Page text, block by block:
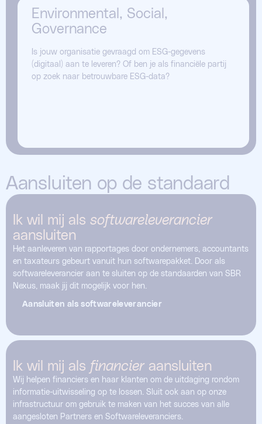
Environmental, Social,
Governance
Is jouw organisatie gevraagd om ESG-gegevens
(digitaal) aan te leveren? Of ben je als financiële partij
op zoek naar betrouwbare ESG-data?
Aansluiten op de standaard
Ik wil mij als softwareleverancier
aansluiten
Het aanleveren van rapportages door ondernemers, accountants
en taxateurs gebeurt vanuit hun softwarepakket. Door als
softwareleverancier aan te sluiten op de standaarden van SBR
Nexus, maak jij dit mogelijk voor hen.
Aansluiten als softwareleverancier
Ik wil mij als financier aansluiten
Wij helpen financiers en haar klanten om de uitdaging rondom
informatie-uitwisseling op te lossen. Sluit ook aan op onze
infrastructuur om gebruik te maken van het succes van alle
aangesloten Partners en Softwareleveranciers.